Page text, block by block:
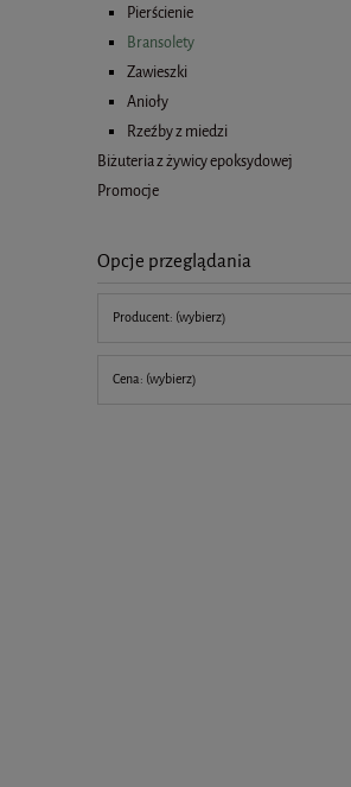
Pierścienie
Bransolety
Zawieszki
Anioły
Rzeźby z miedzi
Biżuteria z żywicy epoksydowej
Promocje
Opcje przeglądania
Producent: (wybierz)
Cena: (wybierz)